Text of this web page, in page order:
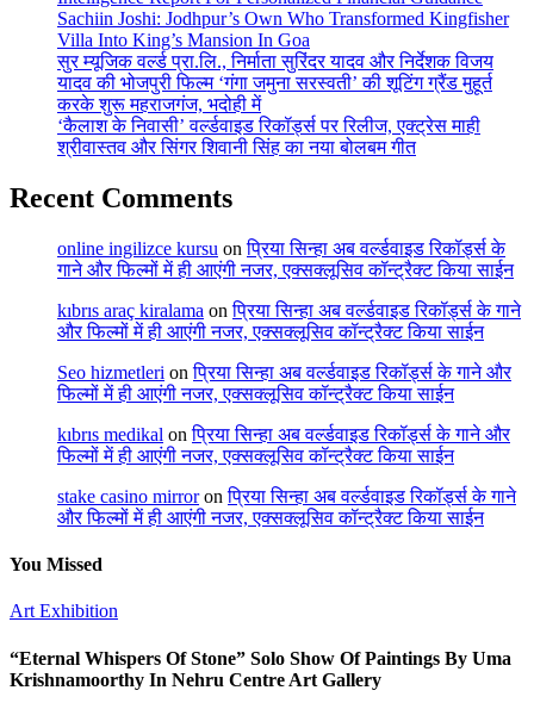
Sachiin Joshi: Jodhpur’s Own Who Transformed Kingfisher
Villa Into King’s Mansion In Goa
सुर म्यूजिक वर्ल्ड प्रा.लि., निर्माता सुरिंदर यादव और निर्देशक विजय
यादव की भोजपुरी फिल्म ‘गंगा जमुना सरस्वती’ की शूटिंग ग्रैंड मुहूर्त
करके शुरू महराजगंज, भदोही में
‘कैलाश के निवासी’ वर्ल्डवाइड रिकॉर्ड्स पर रिलीज, एक्ट्रेस माही
श्रीवास्तव और सिंगर शिवानी सिंह का नया बोलबम गीत
Recent Comments
online ingilizce kursu onप्रिया सिन्हा अब वर्ल्डवाइड रिकॉर्ड्स के
गाने और फिल्मों में ही आएंगी नजर, एक्सक्लूसिव कॉन्ट्रैक्ट किया साईन
kıbrıs araç kiralama onप्रिया सिन्हा अब वर्ल्डवाइड रिकॉर्ड्स के गाने
और फिल्मों में ही आएंगी नजर, एक्सक्लूसिव कॉन्ट्रैक्ट किया साईन
Seo hizmetleri onप्रिया सिन्हा अब वर्ल्डवाइड रिकॉर्ड्स के गाने और
फिल्मों में ही आएंगी नजर, एक्सक्लूसिव कॉन्ट्रैक्ट किया साईन
kıbrıs medikal onप्रिया सिन्हा अब वर्ल्डवाइड रिकॉर्ड्स के गाने और
फिल्मों में ही आएंगी नजर, एक्सक्लूसिव कॉन्ट्रैक्ट किया साईन
stake casino mirroronप्रिया सिन्हा अब वर्ल्डवाइड रिकॉर्ड्स के गाने
और फिल्मों में ही आएंगी नजर, एक्सक्लूसिव कॉन्ट्रैक्ट किया साईन
You Missed
Art Exhibition
“Eternal Whispers Of Stone” Solo Show Of Paintings By Uma
Krishnamoorthy In Nehru Centre Art Gallery